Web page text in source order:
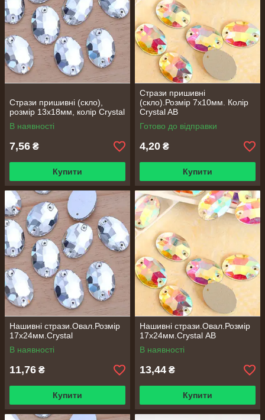
Стрази пришивні (скло),
розмір 13х18мм, колір Crystal
В наявності
7,56 ₴
Купити
Стрази пришивні
(скло).Розмір 7х10мм. Колір
Crystal AB
Готово до відправки
4,20 ₴
Купити
Нашивні стрази.Овал.Розмір
17х24мм.Crystal
В наявності
11,76 ₴
Купити
Нашивні стрази.Овал.Розмір
17х24мм.Crystal АВ
В наявності
13,44 ₴
Купити